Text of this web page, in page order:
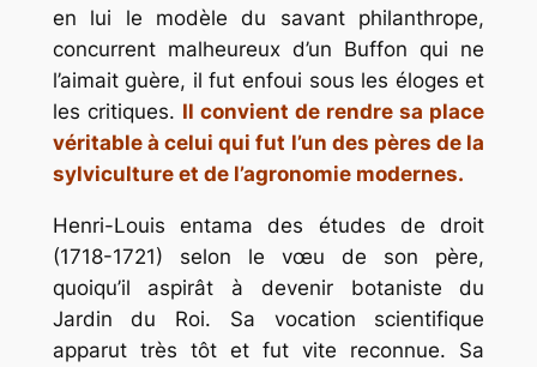
en lui le modèle du savant philanthrope,
concurrent malheureux d’un Buffon qui ne
l’aimait guère, il fut enfoui sous les éloges et
les critiques. Il convient de rendre sa place
véritable à celui qui fut l’un des pères de la
sylviculture et de l’agronomie modernes.
Henri-Louis entama des études de droit
(1718-1721) selon le vœu de son père,
quoiqu’il aspirât à devenir botaniste du
Jardin du Roi. Sa vocation scientifique
apparut très tôt et fut vite reconnue. Sa